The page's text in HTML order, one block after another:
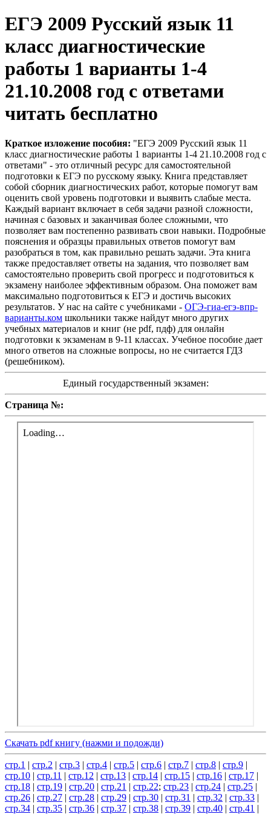
ЕГЭ 2009 Русский язык 11
класс диагностические
работы 1 варианты 1-4
21.10.2008 год с ответами
читать бесплатно
Краткое изложение пособия: "ЕГЭ 2009 Русский язык 11
класс диагностические работы 1 варианты 1-4 21.10.2008 год с
ответами" - это отличный ресурс для самостоятельной
подготовки к ЕГЭ по русскому языку. Книга представляет
собой сборник диагностических работ, которые помогут вам
оценить свой уровень подготовки и выявить слабые места.
Каждый вариант включает в себя задачи разной сложности,
начиная с базовых и заканчивая более сложными, что
позволяет вам постепенно развивать свои навыки. Подробные
пояснения и образцы правильных ответов помогут вам
разобраться в том, как правильно решать задачи. Эта книга
также предоставляет ответы на задания, что позволяет вам
самостоятельно проверить свой прогресс и подготовиться к
экзамену наиболее эффективным образом. Она поможет вам
максимально подготовиться к ЕГЭ и достичь высоких
результатов. У нас на сайте с учебниками - ОГЭ-гиа-егэ-впр-
варианты.ком школьники также найдут много других
учебных материалов и книг (не pdf, пдф) для онлайн
подготовки к экзаменам в 9-11 классах. Учебное пособие дает
много ответов на сложные вопросы, но не считается ГДЗ
(решебником).
Единый государственный экзамен:
Страница №:
Скачать pdf книгу (нажми и подожди)
стр.1 | стр.2 | стр.3 | стр.4 | стр.5 | стр.6 | стр.7 | стр.8 | стр.9 |
стр.10 | стр.11 | стр.12 | стр.13 | стр.14 | стр.15 | стр.16 | стр.17 |
стр.18 | стр.19 | стр.20 | стр.21 | стр.22; стр.23 | стр.24 | стр.25 |
стр.26 | стр.27 | стр.28 | стр.29 | стр.30 | стр.31 | стр.32 | стр.33 |
стр.34 | стр.35 | стр.36 | стр.37 | стр.38 | стр.39 | стр.40 | стр.41 |